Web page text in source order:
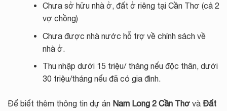
Chưa sở hữu nhà ở, đất ở riêng tại Cần Thơ (cả 2
vợ chồng)
Chưa được nhà nước hỗ trợ về chính sách về
nhà ở.
Thu nhập dưới 15 triệu/ tháng nếu độc thân, dưới
30 triệu/tháng nếu đã có gia đình.
Để biết thêm thông tin dự án Nam Long 2 Cần Thơ và Đất